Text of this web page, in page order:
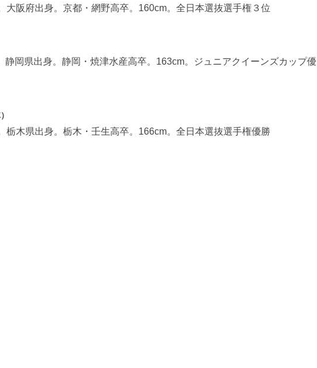
阪府出身。京都・網野高卒。160cm。全日本選抜選手権３位
岡県出身。静岡・焼津水産高卒。163cm。ジュニアクイーンズカップ優
木県出身。栃木・壬生高卒。166cm。全日本選抜選手権優勝